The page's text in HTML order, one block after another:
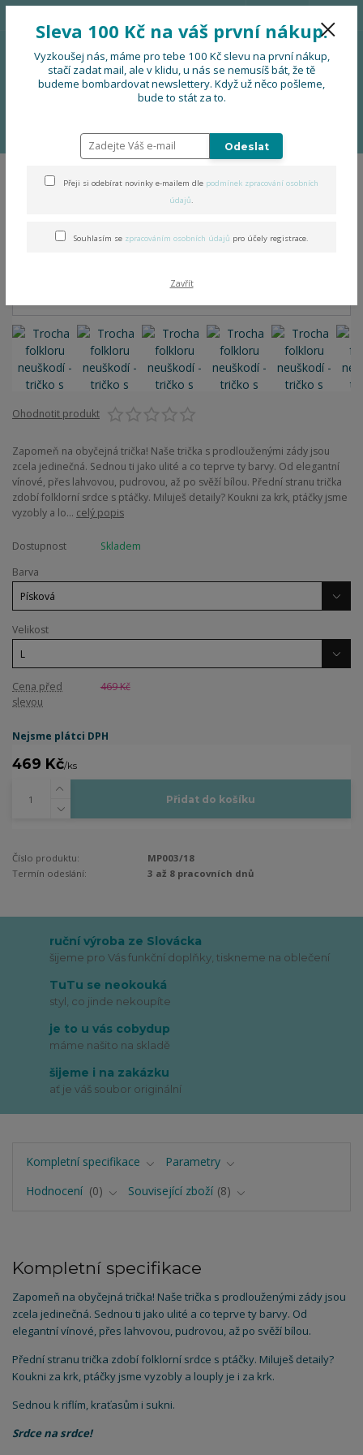
Menu
0 Kč
Trocha folkloru neuškodí -
tričko s prodlouženými zády
Ohodnotit produkt
Zapomeň na obyčejná trička! Naše trička s prodlouženými zády jsou
zcela jedinečná. Sednou ti jako ulité a co teprve ty barvy. Od elegantní
vínové, přes lahvovou, pudrovou, až po svěží bílou. Přední stranu trička
zdobí folklorní srdce s ptáčky. Miluješ detaily? Koukni za krk, ptáčky jsme
vyzobly a lo... celý popis
Dostupnost
Skladem
Barva
Velikost
Cena před
slevou
469 Kč
Nejsme plátci DPH
469 Kč/ks
Přidat do košíku
Číslo produktu:
MP003/18
Termín odeslání:
3 až 8 pracovních dnů
ruční výroba ze Slovácka
šijeme pro Vás funkční doplňky, tiskneme na oblečení
TuTu se neokouká
styl, co jinde nekoupíte
je to u vás cobydup
máme našito na skladě
šijeme i na zakázku
ať je váš soubor originální
Kompletní specifikace
Parametry
Hodnocení
0 Související zboží 8
Kompletní specifikace
Zapomeň na obyčejná trička! Naše trička s prodlouženými zády jsou
zcela jedinečná. Sednou ti jako ulité a co teprve ty barvy. Od
elegantní vínové, přes lahvovou, pudrovou, až po svěží bílou.
Přední stranu trička zdobí folklorní srdce s ptáčky. Miluješ detaily?
Koukni za krk, ptáčky jsme vyzobly a louply je i za krk.
Sednou k riflím, kraťasům i sukni.
Srdce na srdce!
Sleva 100 Kč na váš první nákup.
Vyzkoušej nás, máme pro tebe 100 Kč slevu na první nákup,
stačí zadat mail, ale v klidu, u nás se nemusíš bát, že tě
budeme bombardovat newslettery. Když už něco pošleme,
bude to stát za to.
Odeslat
Přeji si odebírat novinky e-mailem dle podmínek zpracování osobních
údajů.
Souhlasím se zpracováním osobních údajů pro účely registrace.
Zavřít